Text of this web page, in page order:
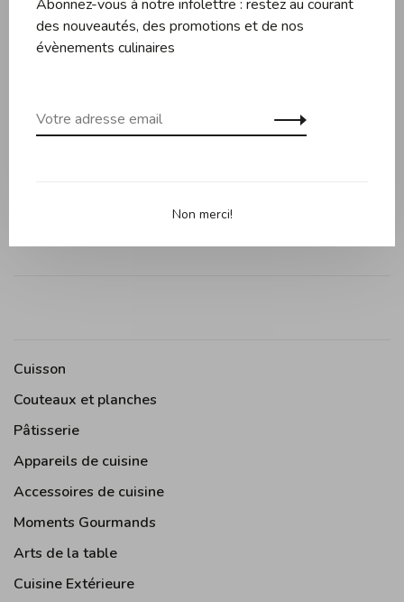
Évaluations
0 évaluation
• • • •
Cuisson
Couteaux et planches
Pâtisserie
Appareils de cuisine
Accessoires de cuisine
Moments Gourmands
Arts de la table
Cuisine Extérieure
Abonnez-vous à notre infolettre : restez au courant
des nouveautés, des promotions et de nos
évènements culinaires
Non merci!